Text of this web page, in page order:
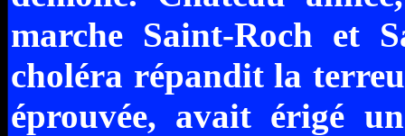
marche Saint-Roch et
choléra répandit la
éprouvée, avait érigé